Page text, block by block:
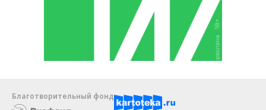
Благотворительный фонд